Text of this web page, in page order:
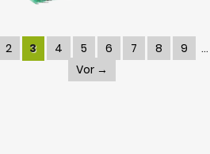
2 3 4 5 6 7 8
9
Vor →